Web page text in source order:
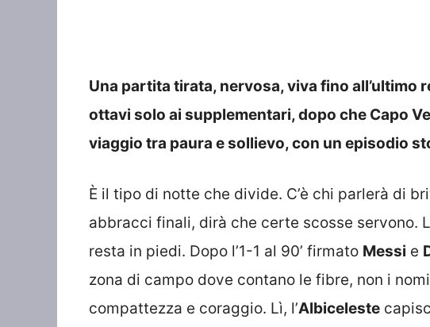
Una partita tirata, nervosa, viva fino all’ultimo
ottavi solo ai supplementari, dopo che Capo
viaggio tra paura e sollievo, con un episodio
È il tipo di notte che divide. C’è chi parlerà di
abbracci finali, dirà che certe scosse servono.
resta in piedi. Dopo l’1-1 al 90’ firmato Messi e
zona di campo dove contano le fibre, non i
compattezza e coraggio. Lì, l’Albiceleste